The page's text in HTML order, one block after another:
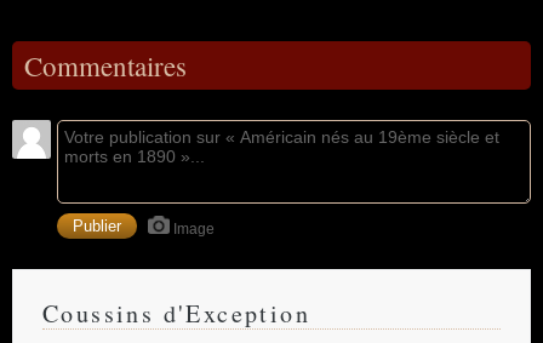
Commentaires
Image
Coussins d'Exception